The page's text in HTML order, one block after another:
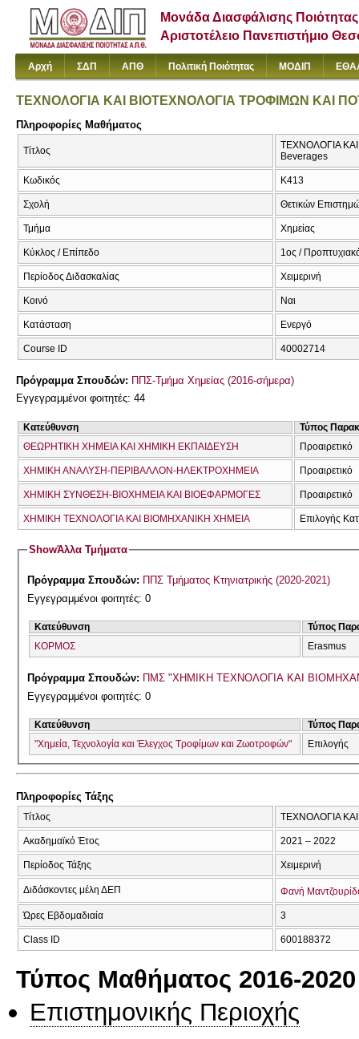
Μονάδα Διασφάλισης Ποιότητας
Αριστοτέλειο Πανεπιστήμιο
Αρχή ΣΔΠ ΑΠΘ Πολιτική Ποιότητας ΜΟΔΙΠ
ΤΕΧΝΟΛΟΓΙΑ ΚΑΙ ΒΙΟΤΕΧΝΟΛΟΓΙΑ ΤΡΟΦΙΜΩΝ ΚΑΙ
Πληροφορίες Μαθήματος
Τίτλος
ΤΕΧΝΟΛΟΓΙΑ
Beverages
Κωδικός Κ413
Σχολή Θετικών
Τμήμα Χημείας
Κύκλος / Επίπεδο 1ος /
Περίοδος Διδασκαλίας Χειμερινή
Κοινό Ναι
Κατάσταση Ενεργό
Course ID 40002714
Πρόγραμμα Σπουδών: ΠΠΣ-Τμήμα Χημείας (2016-σήμερα)
Εγγεγραμμένοι φοιτητές: 44
Κατεύθυνση
Τύπος
ΘΕΩΡΗΤΙΚΗ ΧΗΜΕΙΑ ΚΑΙ ΧΗΜΙΚΗ ΕΚΠΑΙΔΕΥΣΗ
Προαιρετικό
ΧΗΜΙΚΗ ΑΝΑΛΥΣΗ-ΠΕΡΙΒΑΛΛΟΝ-ΗΛΕΚΤΡΟΧΗΜΕΙΑ Προαιρετικό
ΧΗΜΙΚΗ ΣΥΝΘΕΣΗ-ΒΙΟΧΗΜΕΙΑ ΚΑΙ ΒΙΟΕΦΑΡΜΟΓΕΣ Προαιρετικό
ΧΗΜΙΚΗ ΤΕΧΝΟΛΟΓΙΑ ΚΑΙ ΒΙΟΜΗΧΑΝΙΚΗ ΧΗΜΕΙΑ Επιλογής
ShowΆλλα Τμήματα
Πρόγραμμα Σπουδών: ΠΠΣ Τμήματος Κτηνιατρικής (2020-2021)
Εγγεγραμμένοι φοιτητές: 0
Κατεύθυνση
Τύπος
ΚΟΡΜΟΣ
Erasmus
Πρόγραμμα Σπουδών: ΠΜΣ "ΧΗΜΙΚΗ ΤΕΧΝΟΛΟΓΙΑ ΚΑΙ
Εγγεγραμμένοι φοιτητές: 0
Κατεύθυνση
Τύπος
"Χημεία, Τεχνολογία και Έλεγχος Τροφίμων και Ζωοτροφών"
Επιλογής
Πληροφορίες Τάξης
Τίτλος ΤΕΧΝΟΛΟΓΙΑ
Ακαδημαϊκό Έτος 2021 – 2022
Περίοδος Τάξης Χειμερινή
Διδάσκοντες μέλη ΔΕΠ Φανή
Ώρες Εβδομαδιαία 3
Class ID 600188372
Τύπος Μαθήματος 2016-2020
Επιστημονικής Περιοχής